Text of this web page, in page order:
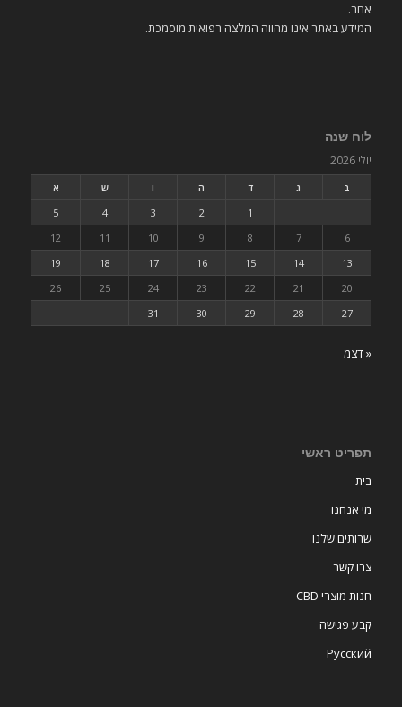
אחר.
המידע באתר אינו מהווה המלצה רפואית מוסמכת.
לוח שנה
יולי 2026
ב ג ד ה ו ש
א
1
2
3
4
5
6
7
8
9
10
11
12
13
14
15
16
17
18
19
20
21
22
23
24
25
26
27
28
29
30
31
« דצמ
תפריט ראשי
בית
מי אנחנו
שרותים שלנו
צרו קשר
חנות מוצרי CBD
קבע פגישה
Русский